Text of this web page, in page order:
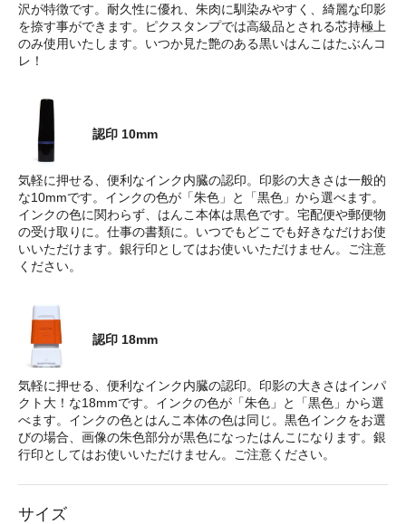
沢が特徴です。耐久性に優れ、朱肉に馴染みやすく、綺麗な印影
を捺す事ができます。ピクスタンプでは高級品とされる芯持極上
のみ使用いたします。いつか見た艶のある黒いはんこはたぶんコ
レ！
認印 10mm
気軽に押せる、便利なインク内臓の認印。印影の大きさは一般的
な10mmです。インクの色が「朱色」と「黒色」から選べます。
インクの色に関わらず、はんこ本体は黒色です。宅配便や郵便物
の受け取りに。仕事の書類に。いつでもどこでも好きなだけお使
いいただけます。銀行印としてはお使いいただけません。ご注意
ください。
認印 18mm
気軽に押せる、便利なインク内臓の認印。印影の大きさはインパ
クト大！な18mmです。インクの色が「朱色」と「黒色」から選
べます。インクの色とはんこ本体の色は同じ。黒色インクをお選
びの場合、画像の朱色部分が黒色になったはんこになります。銀
行印としてはお使いいただけません。ご注意ください。
サイズ